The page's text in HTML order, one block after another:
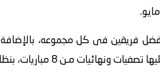
فريقين فى كل مجموعه، بالإضافة
مـن 8 مباريات، بنظام خروج المغلوب، والمحدد اقامتها مـن مايو الي يوليو.